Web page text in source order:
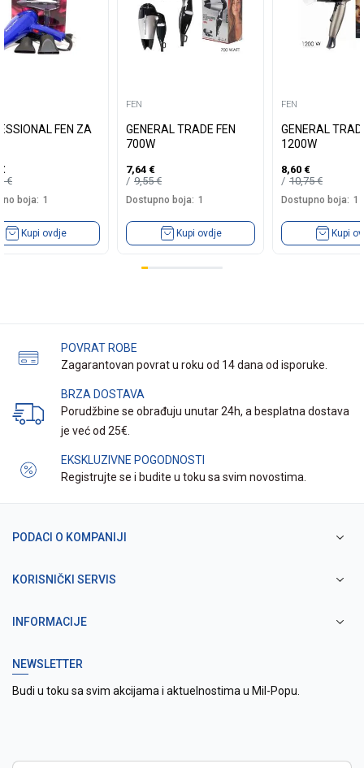
FEN ZA
€
€
boja: 1
Kupi ovdje
FEN
GENERAL TRADE FEN
700W
7,64 €
9,55€
Dostupno boja: 1
Kupi ovdje
FEN
GENERAL
1200W
8,60 €
10,75€
Dostupno boja: 1
Kupi
POVRAT ROBE
Zagarantovan povrat u roku od 14 dana od isporuke.
BRZA DOSTAVA
Porudžbine se obrađuju unutar 24h, a besplatna dostava
je već od 25€.
EKSKLUZIVNE POGODNOSTI
Registrujte se i budite u toku sa svim novostima.
PODACI O KOMPANIJI
KORISNIČKI SERVIS
INFORMACIJE
NEWSLETTER
Budi u toku sa svim akcijama i aktuelnostima u Mil-Popu.